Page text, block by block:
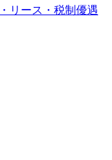
リース・税制優遇